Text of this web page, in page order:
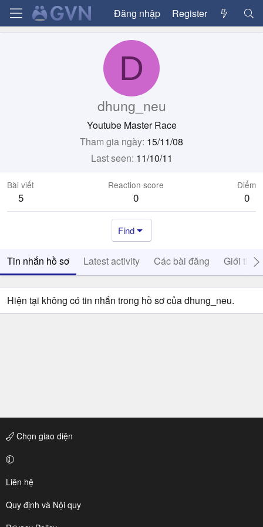
Đăng nhập Register
D
dhung_neu
Youtube Master Race
Tham gia ngày 15/11/08
Last seen 11/10/11
Bài viết
5
Reaction score
0
Điểm
0
Find
Tin nhắn hồ sơ Latest activity Các bài đăng Giới thiệu
Hiện tại không có tin nhắn trong hồ sơ của dhung_neu.
Chọn giao diện
Liên hệ
Quy định và Nội quy